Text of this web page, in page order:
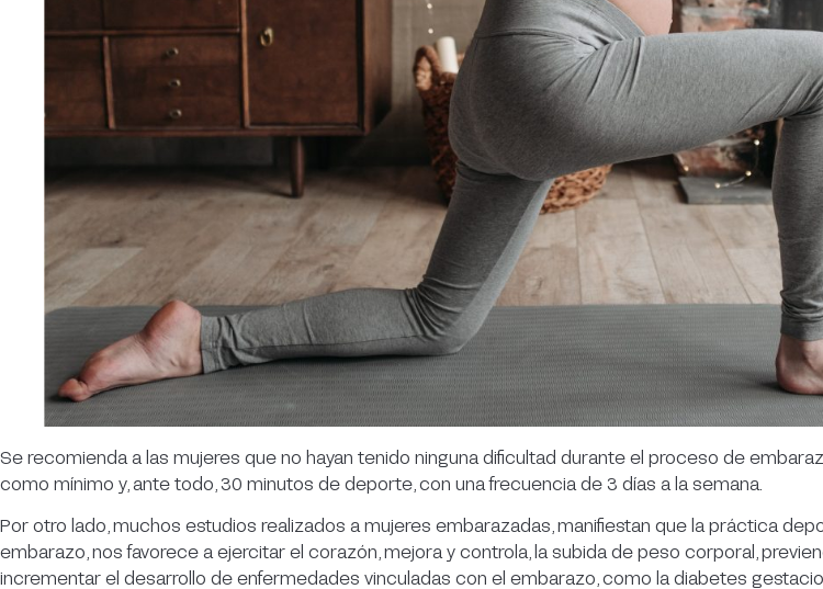
Se recomienda a las mujeres que no hayan tenido ninguna dificultad durante el proceso de
como mínimo y, ante todo, 30 minutos de deporte, con una frecuencia de 3 días a la semana.
Por otro lado, muchos estudios realizados a mujeres embarazadas, manifiestan que la práctica
embarazo, nos favorece a ejercitar el corazón, mejora y controla, la subida de peso corporal,
incrementar el desarrollo de enfermedades vinculadas con el embarazo, como la diabetes